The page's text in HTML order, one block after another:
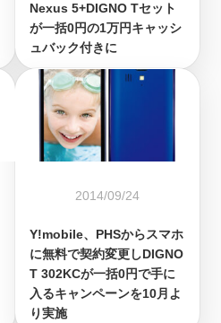
Nexus 5+DIGNO Tセット
が一括0円の1万円キャッシ
ュバック付きに
2014/09/24
Y!mobile、PHSからスマホ
に無料で契約変更しDIGNO
T 302KCが一括0円で手に
入るキャンペーンを10月よ
り実施